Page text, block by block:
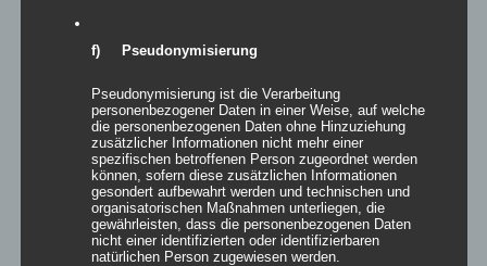
Details
zur Wunschliste
f) Pseudonymisierung
Pseudonymisierung ist die Verarbeitung
personenbezogener Daten in einer Weise, auf welche
die personenbezogenen Daten ohne Hinzuziehung
zusätzlicher Informationen nicht mehr einer
spezifischen betroffenen Person zugeordnet werden
können, sofern diese zusätzlichen Informationen
gesondert aufbewahrt werden und technischen und
organisatorischen Maßnahmen unterliegen, die
gewährleisten, dass die personenbezogenen Daten
nicht einer identifizierten oder identifizierbaren
natürlichen Person zugewiesen werden.